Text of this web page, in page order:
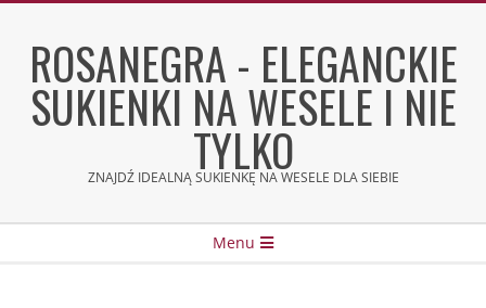
contentROSANEGRA - ELEGANCKIE
SUKIENKI NA WESELE I NIE
TYLKO
ZNAJDŹ IDEALNĄ SUKIENKĘ NA WESELE DLA SIEBIE
Menu